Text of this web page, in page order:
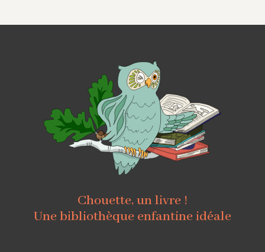
Chouette, un livre !
Une bibliothèque enfantine idéale